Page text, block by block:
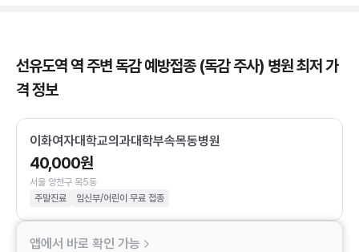
선유도역 역 주변 독감 예방접종 (독감 주사) 병원 최저 가
격 정보
이화여자대학교의과대학부속목동병원
40,000원
서울 양천구 목5동
주말진료
임신부/어린이 무료 접종
앱에서 바로 확인 가능